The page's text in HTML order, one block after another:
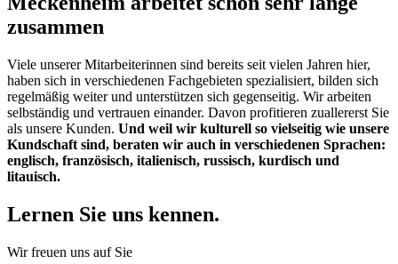
zusammen
Viele unserer Mitarbeiterinnen sind bereits seit vielen Jahren hier,
haben sich in verschiedenen Fachgebieten spezialisiert, bilden sich
regelmäßig weiter und unterstützen sich gegenseitig. Wir arbeiten
selbständig und vertrauen einander. Davon profitieren zuallererst Sie
als unsere Kunden. Und weil wir kulturell so vielseitig wie unsere
Kundschaft sind, beraten wir auch in verschiedenen Sprachen:
englisch, französisch, italienisch, russisch, kurdisch und
litauisch.
Lernen Sie uns kennen.
Wir freuen uns auf Sie